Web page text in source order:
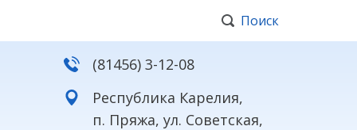
Поиск
(81456) 3-12-08
Республика Карелия,
п. Пряжа, ул. Советская,